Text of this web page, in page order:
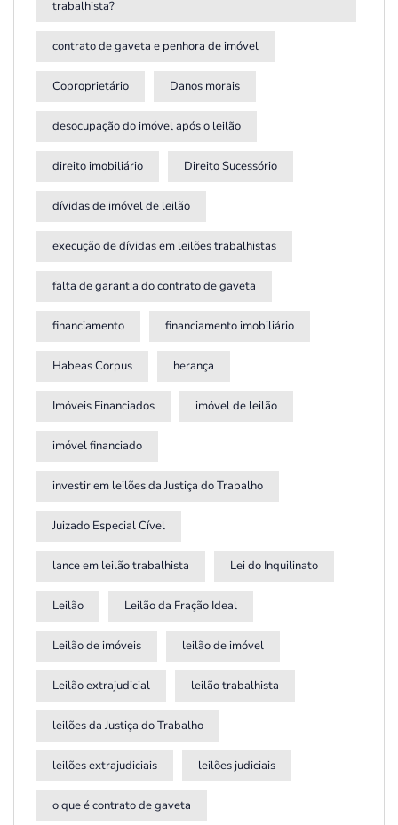
trabalhista?
contrato de gaveta e penhora de imóvel
Coproprietário Danos morais
desocupação do imóvel após o leilão
direito imobiliário Direito Sucessório
dívidas de imóvel de leilão
execução de dívidas em leilões trabalhistas
falta de garantia do contrato de gaveta
financiamento financiamento imobiliário
Habeas Corpus herança
Imóveis Financiados imóvel de leilão
imóvel financiado
investir em leilões da Justiça do Trabalho
Juizado Especial Cível
lance em leilão trabalhista Lei do Inquilinato
Leilão Leilão da Fração Ideal
Leilão de imóveis leilão de imóvel
Leilão extrajudicial leilão trabalhista
leilões da Justiça do Trabalho
leilões extrajudiciais leilões judiciais
o que é contrato de gaveta